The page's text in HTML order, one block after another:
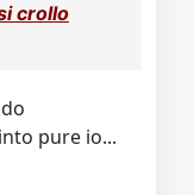
crollo
pure io...